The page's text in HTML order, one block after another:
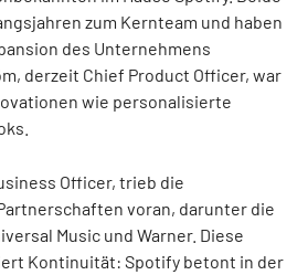
zum Kernteam und haben
des Unternehmens
derzeit Chief Product Officer, war
wie personalisierte
Officer, trieb die
voran, darunter die
Music und Warner. Diese
Kontinuität: Spotify betont in der